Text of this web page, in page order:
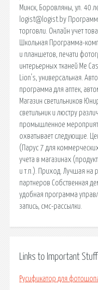
Минск, Боровляны, ул. 40
logist@logist.by
торговли. Онлайн учет
Школьная Программа-
и планшетов, печати
интерьерных тканей Me
Lion's, универсальная.
программа для аптек,
Магазин светильников
светильник и люстру
промышленное
охватывает следующие.
(Парус 7 для
учета в магазинах
и т.п.). Приход. Лучшая на
партнеров Собственная
удобная программа
запись, смс-рассылки.
Links to Important Stuff
Русификатор для